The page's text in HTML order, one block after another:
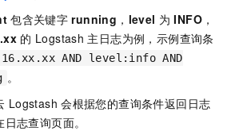
包含关键字 running ， level 为 INFO，
的 Logstash 主日志为例，示例查询条
AND level:info AND
。
Logstash 会根据您的查询条件返回日志
志查询页面。